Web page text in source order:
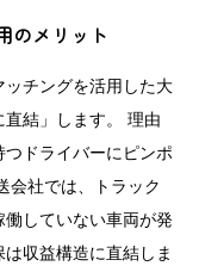
のメリット
チングを活用した大
結」します。 理由
ドライバーにピンポ
会社では、トラック
していない車両が発
収益構造に直結しま